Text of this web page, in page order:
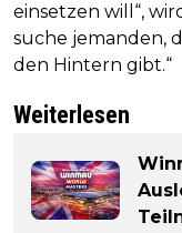
einsetzen will“,
suche jemanden,
den Hintern gibt.“
Weiterlesen